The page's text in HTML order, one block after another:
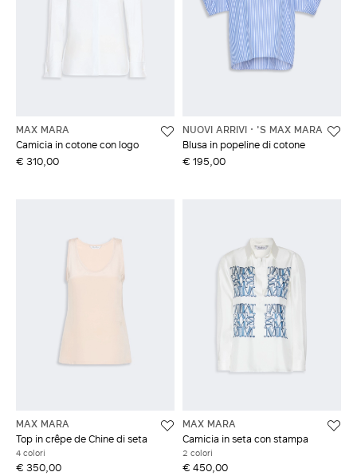
MAX MARA
Camicia in cotone con logo
€ 310,00
NUOVI ARRIVI
'S MAX MARA
Blusa in popeline di cotone
€ 195,00
MAX MARA
Top in crêpe de Chine di seta
4 colori
€ 350,00
MAX MARA
Camicia in seta con stampa
2 colori
€ 450,00